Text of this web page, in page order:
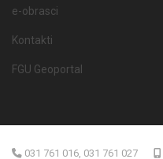
e-obrasci
Kontakti
FGU Geoportal
031 761 016, 031 761 027